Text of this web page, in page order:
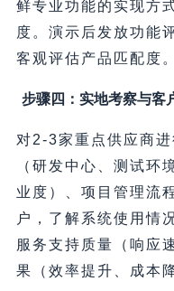
鲜专业功能的实现方
度。演示后发放功能
客观评估产品匹配度。
步骤四：实地考察与客
对2-3家重点供应商
（研发中心、测试环
业度）、项目管理流
户，了解系统使用情
服务支持质量（响应
果（效率提升、成本